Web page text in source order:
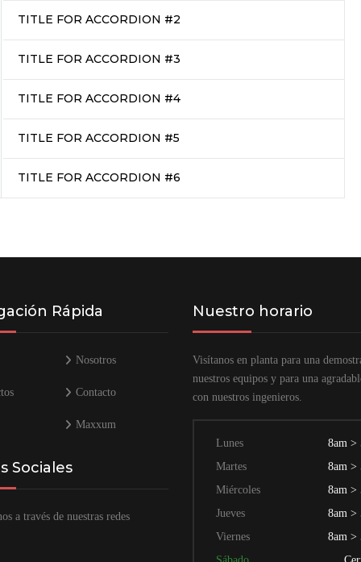
TITLE FOR ACCORDION #2
TITLE FOR ACCORDION #3
TITLE FOR ACCORDION #4
TITLE FOR ACCORDION #5
TITLE FOR ACCORDION #6
Rápida
Nosotros
Contacto
Maxxum
Sociales
a través de nuestras redes
Nuestro horario
Visítanos en planta para una
nuestros equipos y para una
con nuestros ingenieros.
Lunes
8am >
Martes
8am >
Miércoles
8am >
Jueves
8am >
Viernes
8am >